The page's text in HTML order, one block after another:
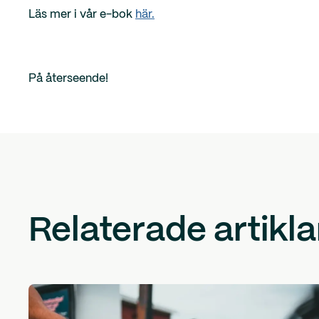
Läs mer i vår e-bok här.
På återseende!
Relaterade